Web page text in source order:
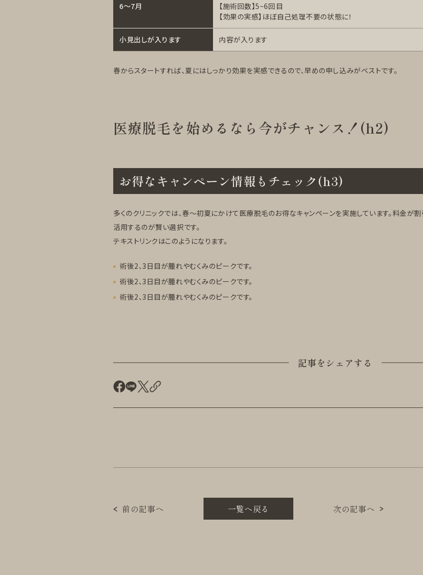
6〜7月
【施術回数】5~6回目
【効果の実感】ほぼ自己処理不要の状態に！
小見出しが入ります 内容が入ります
春からスタートすれば、夏にはしっかり効果を実感できるので、早めの申し込みがベストです。
医療脱毛を始めるなら今がチャンス！(h2)
お得なキャンペーン情報もチェック(h3)
多くのクリニックでは、春〜初夏にかけて医療脱毛のお得なキャンペーンを実施しています。料金が割
活用するのが賢い選択です。
テキストリンクはこのようになります。
術後2、3日目が腫れやむくみのピークです。
術後2、3日目が腫れやむくみのピークです。
術後2、3日目が腫れやむくみのピークです。
記事をシェアする
前の記事へ 一覧へ戻る 次の記事へ